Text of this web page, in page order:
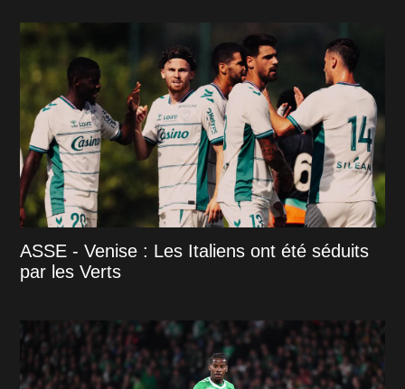
ASSE - Venise : Les Italiens ont été séduits
par les Verts